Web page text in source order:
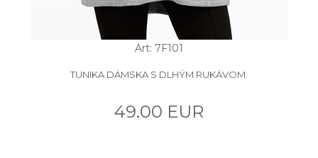
Art: 7F101
TUNIKA DÁMSKA S DLHÝM RUKÁVOM.
49.00 EUR